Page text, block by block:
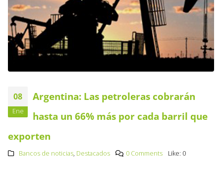
08
Ene
Argentina: Las petroleras cobrarán
hasta un 66% más por cada barril que
exporten
Bancos de noticias, Destacados 0 Comments Like: 0